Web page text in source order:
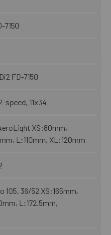
7150
FD-7150
speed, 11x34
XS:80mm,
L:110mm, XL:120mm
105, 36/52 XS:165mm,
L:172.5mm,